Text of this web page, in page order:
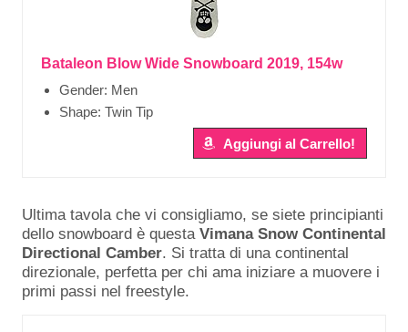
Bataleon Blow Wide Snowboard 2019, 154w
Gender: Men
Shape: Twin Tip
Aggiungi al Carrello!
Ultima tavola che vi consigliamo, se siete principianti
dello snowboard è questa Vimana Snow Continental
Directional Camber. Si tratta di una continental
direzionale, perfetta per chi ama iniziare a muovere i
primi passi nel freestyle.